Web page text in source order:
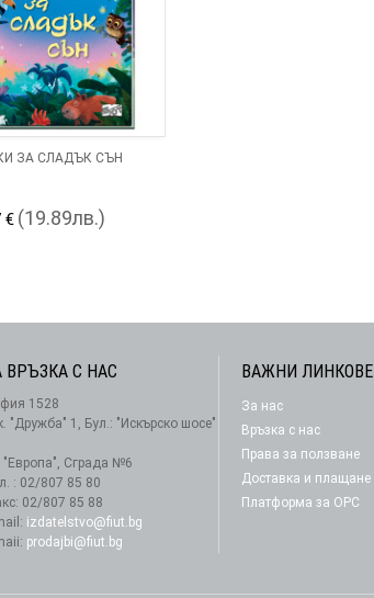
ЗА СЛАДЪК СЪН
€ (19.89лв.)
АБОНАМЕНТ
ВРЪЗКА С НАС
1528
"Дружба" 1, Бул.: "Искърско шосе"
"Европа", Сграда №6
: 02/807 85 80
02/807 85 88
izdatelstvo@fiut.bg
prodajbi@fiut.bg
ВАЖНИ ЛИНКОВЕ
За нас
Връзка с нас
Права за ползване
Доставка и плащане
Платформа за ОРС